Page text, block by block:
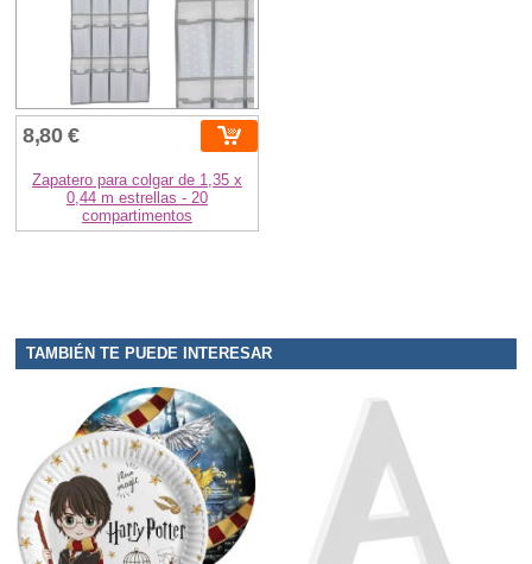
8,80 €
Zapatero para colgar de 1,35 x
0,44 m estrellas - 20
compartimentos
TAMBIÉN TE PUEDE INTERESAR